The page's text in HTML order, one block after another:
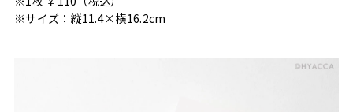
※サイズ：縦11.4×横16.2cm